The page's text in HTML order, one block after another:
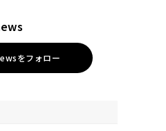
をフォロー